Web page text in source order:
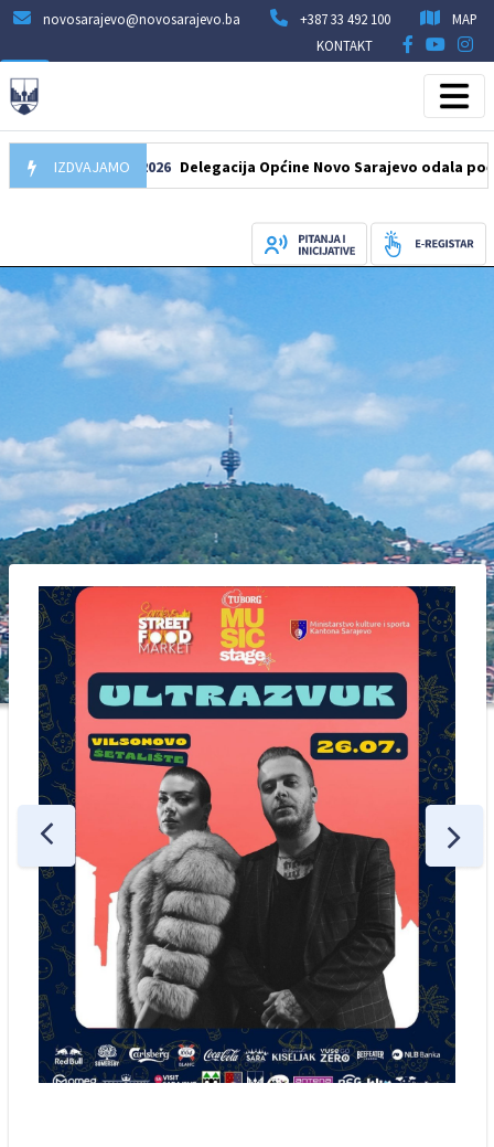
novosarajevo@novosarajevo.ba +387 33 492 100
MAP
KONTAKT
IZDVAJAMO
07.08.2026 Delegacija Općine Novo Sarajevo odala počast